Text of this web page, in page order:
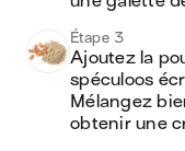
Étape 3
Ajoutez la
spéculoos
Mélangez
obtenir une